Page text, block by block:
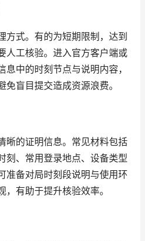
方式。有的为短期限制，达到
人工核验。进入官方客户端或
中的时刻节点与说明内容，
盲目提交造成资源浪费。
晰的证明信息。常见材料包括
刻、常用登录地点、设备类型
准备对局时刻段说明与使用环
有助于提升核验效率。